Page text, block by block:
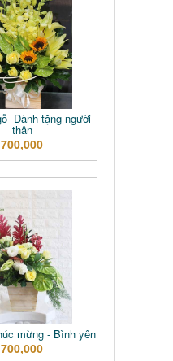
Dành tặng người
thân
700,000
mừng - Bình yên
700,000